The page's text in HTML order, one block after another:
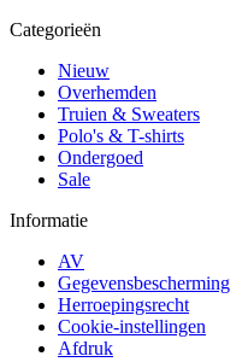
Categorieën
Nieuw
Overhemden
Truien & Sweaters
Polo's & T-shirts
Ondergoed
Sale
Informatie
AV
Gegevensbescherming
Herroepingsrecht
Cookie-instellingen
Afdruk